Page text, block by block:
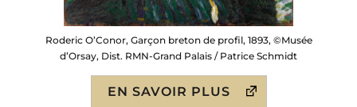
Roderic O’Conor, Garçon breton de profil, 1893, ©Musée
d’Orsay, Dist. RMN-Grand Palais / Patrice Schmidt
EN SAVOIR PLUS